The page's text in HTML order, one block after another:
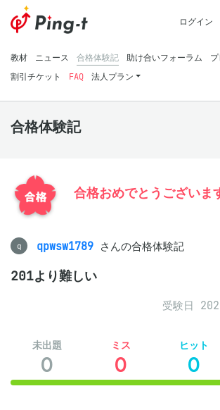
教材 ニュース 合格体験記 助け合いフォーラム
割引チケット
FAQ 法人プラン
ログイン
合格体験記
合格おめでとうございま
q qpwsw1789 さんの合格体験記
201より難しい
受験日
未出題
0
ミス
0
ヒット
0